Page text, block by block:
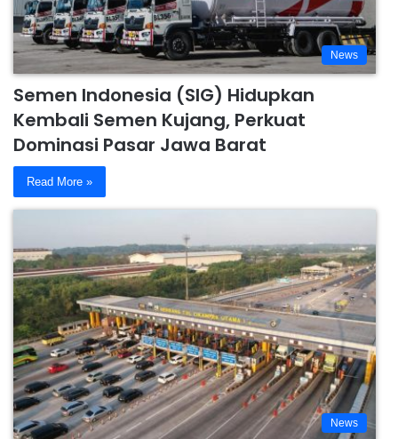
News
Semen Indonesia (SIG) Hidupkan
Kembali Semen Kujang, Perkuat
Dominasi Pasar Jawa Barat
Read More »
News